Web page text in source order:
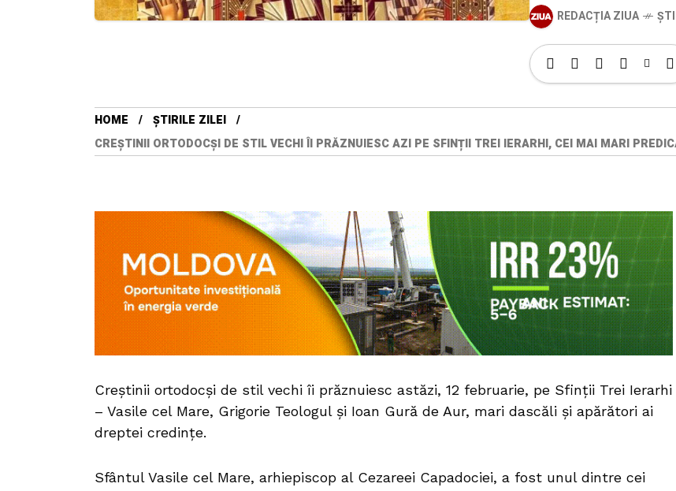
REDACȚIA ZIUA
HOME
ȘTIRILE ZILEI
CREȘTINII ORTODOCȘI DE STIL VECHI ÎI PRĂZNUIESC AZI PE SFINȚII TREI IERARHI, CEI MAI MARI
Creștinii ortodocși de stil vechi îi prăznuiesc astăzi, 12 februarie, pe Sfinții Trei Ierarhi
– Vasile cel Mare, Grigorie Teologul și Ioan Gură de Aur, mari dascăli și apărători ai
dreptei credințe.
Sfântul Vasile cel Mare, arhiepiscop al Cezareei Capadociei, a fost unul dintre cei